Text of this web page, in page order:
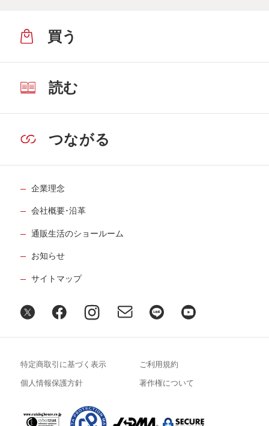
買う
読む
つながる
企業理念
会社概要･沿革
通販生活のショールーム
お知らせ
サイトマップ
特定商取引に基づく表示 ご利用規約
個人情報保護方針 著作権について